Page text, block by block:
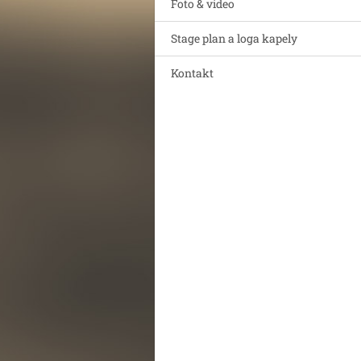
Foto & video
Stage plan a loga kapely
Kontakt